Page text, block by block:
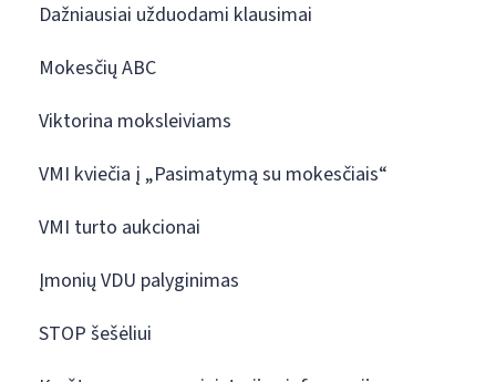
Dažniausiai užduodami klausimai
Mokesčių ABC
Viktorina moksleiviams
VMI kviečia į „Pasimatymą su mokesčiais“
VMI turto aukcionai
Įmonių VDU palyginimas
STOP šešėliui